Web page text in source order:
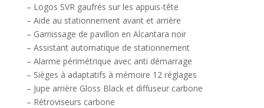
– Logos SVR gaufrés sur les appuis-tête
– Aide au stationnement avant et arrière
– Garnissage de pavillon en Alcantara noir
– Assistant automatique de stationnement
– Alarme périmétrique avec anti démarrage
– Sièges à adaptatifs à mémoire 12 réglages
– Jupe arrière Gloss Black et diffuseur carbone
– Rétroviseurs carbone